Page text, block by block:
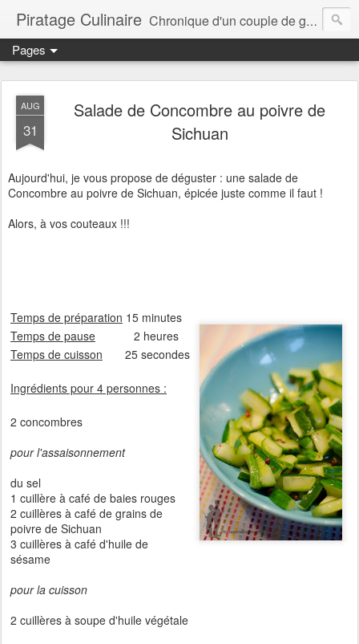
Piratage Culinaire Chronique d'un couple de gourmands
Pages
AUG
31
Salade de Concombre au poivre de
Sichuan
Aujourd'hui, je vous propose de déguster : une salade de
Concombre au poivre de Sichuan, épicée juste comme il faut !
Alors, à vos couteaux !!!
Temps de préparation 15 minutes
Temps de pause 2 heures
Temps de cuisson 25 secondes
Ingrédients pour 4 personnes :
2 concombres
pour l'assaisonnement
du sel
1 cuillère à café de baies rouges
2 cuillères à café de grains de
poivre de Sichuan
3 cuillères à café d'huile de
sésame
pour la cuisson
2 cuillères à soupe d'huile végétale